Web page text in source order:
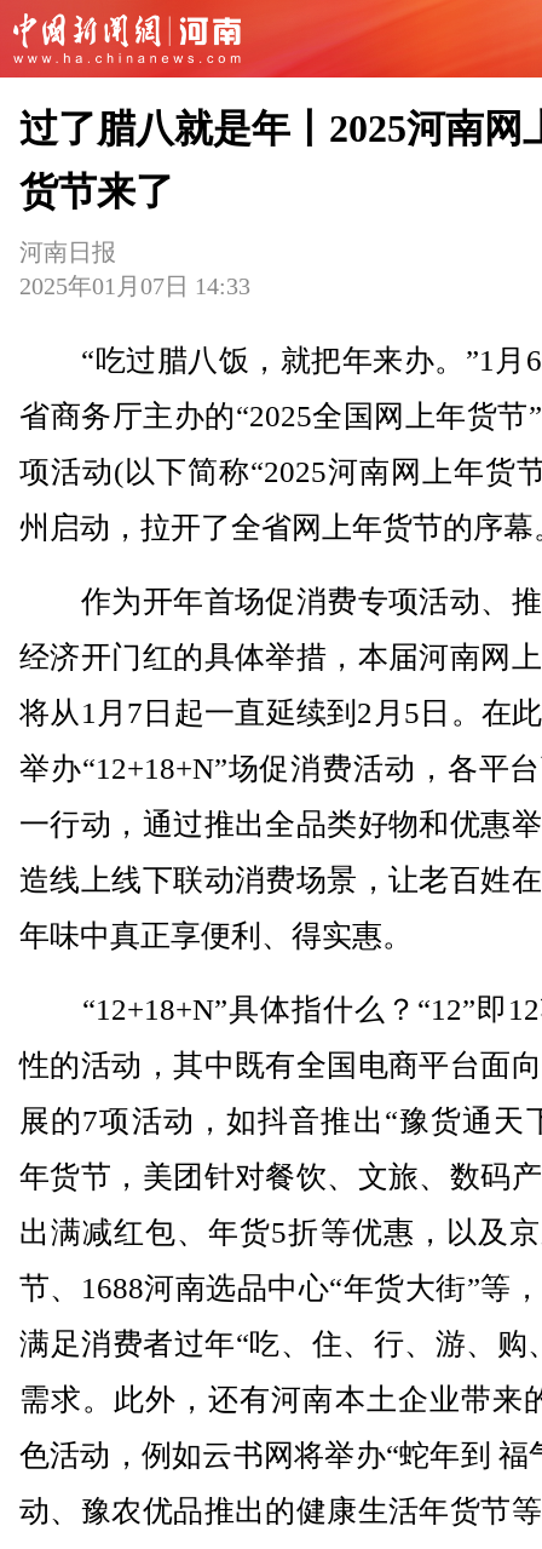
过了腊八就是年丨2025河南网
货节来了
河南日报
2025年01月07日 14:33
“吃过腊八饭，就把年来办。”1月
省商务厅主办的“2025全国网上年货节
项活动(以下简称“2025河南网上年货
州启动，拉开了全省网上年货节的序幕
作为开年首场促消费专项活动、
经济开门红的具体举措，本届河南网
将从1月7日起一直延续到2月5日。在
举办“12+18+N”场促消费活动，各平
一行动，通过推出全品类好物和优惠
造线上线下联动消费场景，让老百姓
年味中真正享便利、得实惠。
“12+18+N”具体指什么？“12”即
性的活动，其中既有全国电商平台面
展的7项活动，如抖音推出“豫货通天
年货节，美团针对餐饮、文旅、数码
出满减红包、年货5折等优惠，以及
节、1688河南选品中心“年货大街”等
满足消费者过年“吃、住、行、游、购
需求。此外，还有河南本土企业带来
色活动，例如云书网将举办“蛇年到 福
动、豫农优品推出的健康生活年货节